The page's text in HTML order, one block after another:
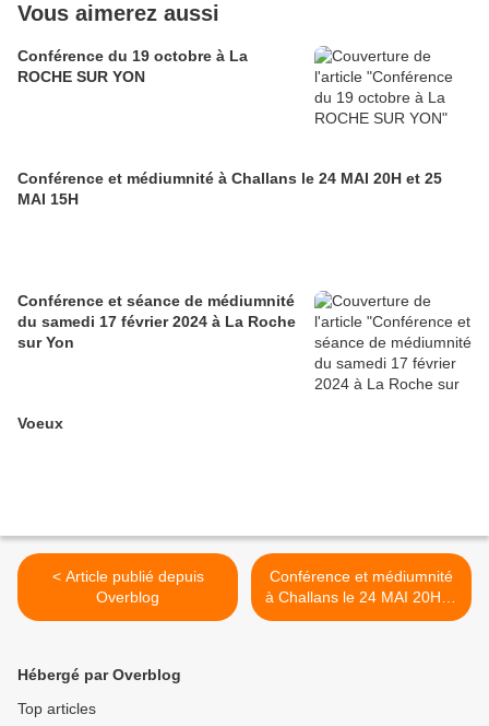
Vous aimerez aussi
Conférence du 19 octobre à La
ROCHE SUR YON
Conférence et médiumnité à Challans le 24 MAI 20H et 25
MAI 15H
Conférence et séance de médiumnité
du samedi 17 février 2024 à La Roche
sur Yon
Voeux
< Article publié depuis
Overblog
Conférence et médiumnité
à Challans le 24 MAI 20H et
25 MAI 15H >
Hébergé par Overblog
Top articles